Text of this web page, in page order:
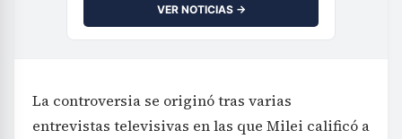
VER NOTICIAS →
La controversia se originó tras varias
entrevistas televisivas en las que Milei calificó a